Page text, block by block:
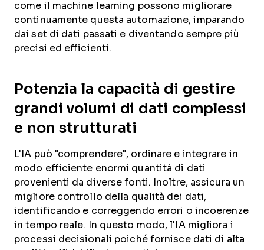
come il machine learning possono migliorare
continuamente questa automazione, imparando
dai set di dati passati e diventando sempre più
precisi ed efficienti.
Potenzia la capacità di gestire
grandi volumi di dati complessi
e non strutturati
L'IA può "comprendere", ordinare e integrare in
modo efficiente enormi quantità di dati
provenienti da diverse fonti. Inoltre, assicura un
migliore controllo della qualità dei dati,
identificando e correggendo errori o incoerenze
in tempo reale. In questo modo, l'IA migliora i
processi decisionali poiché fornisce dati di alta